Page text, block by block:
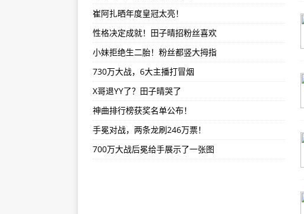
怎么找不到下载的办公软件(办公软件下载不见了)
崔阿扎晒年度皇冠太亮！
性格决定成就！田子晴招粉丝喜欢
小妹拒绝生二胎！粉丝都竖大拇指
730万大战，6大主播打冒烟
X哥退YY了？田子晴哭了
神曲排行榜获奖名单公布！
手冕对战，两条龙刷246万票！
700万大战后冕给手展示了一张图